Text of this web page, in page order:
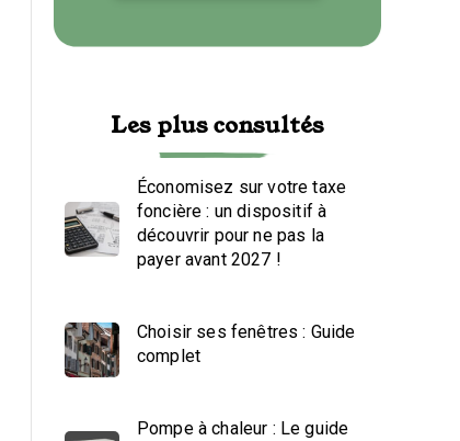
Les plus consultés
Économisez sur votre taxe
foncière : un dispositif à
découvrir pour ne pas la
payer avant 2027 !
Choisir ses fenêtres : Guide
complet
Pompe à chaleur : Le guide